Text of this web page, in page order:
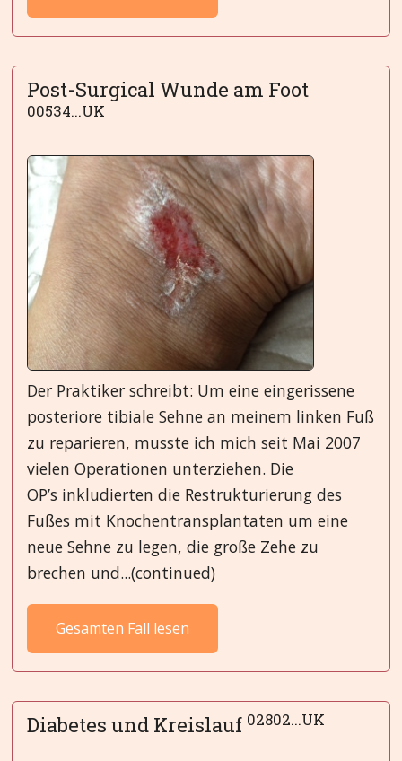
Post-Surgical Wunde am Foot
00534...UK
Der Praktiker schreibt: Um eine eingerissene
posteriore tibiale Sehne an meinem linken Fuß
zu reparieren, musste ich mich seit Mai 2007
vielen Operationen unterziehen. Die
OP’s inkludierten die Restrukturierung des
Fußes mit Knochentransplantaten um eine
neue Sehne zu legen, die große Zehe zu
brechen und...(continued)
Gesamten Fall lesen
Diabetes und Kreislauf 02802...UK